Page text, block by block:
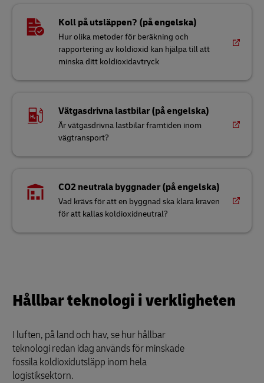
Koll på utsläppen? (på engelska)
Hur olika metoder för beräkning och
rapportering av koldioxid kan hjälpa till att
minska ditt koldioxidavtryck
Vätgasdrivna lastbilar (på engelska)
Är vätgasdrivna lastbilar framtiden inom
vägtransport?
CO2 neutrala byggnader (på engelska)
Vad krävs för att en byggnad ska klara kraven
för att kallas koldioxidneutral?
Hållbar teknologi i verkligheten
I luften, på land och hav, se hur hållbar
teknologi redan idag används för minskade
fossila koldioxidutsläpp inom hela
logistiksektorn.